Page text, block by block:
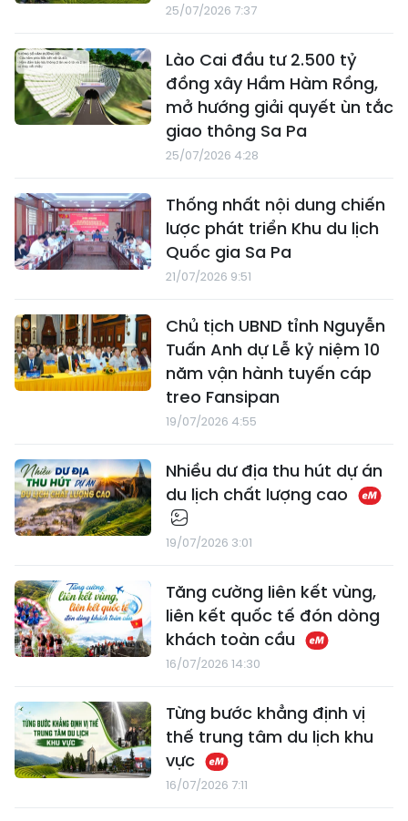
25/07/2026 7:37
Lào Cai đầu tư 2.500 tỷ
đồng xây Hầm Hàm Rồng,
mở hướng giải quyết ùn tắc
giao thông Sa Pa
25/07/2026 4:28
Thống nhất nội dung chiến
lược phát triển Khu du lịch
Quốc gia Sa Pa
21/07/2026 9:51
Chủ tịch UBND tỉnh Nguyễn
Tuấn Anh dự Lễ kỷ niệm 10
năm vận hành tuyến cáp
treo Fansipan
19/07/2026 4:55
Nhiều dư địa thu hút dự án
du lịch chất lượng cao
19/07/2026 3:01
Tăng cường liên kết vùng,
liên kết quốc tế đón dòng
khách toàn cầu
16/07/2026 14:30
Từng bước khẳng định vị
thế trung tâm du lịch khu
vực
16/07/2026 7:11